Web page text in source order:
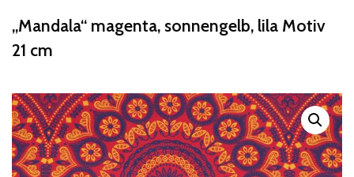
„Mandala“ magenta, sonnengelb, lila Motiv
21 cm